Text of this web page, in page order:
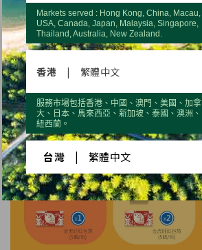
Markets served : Hong Kong, China, Macau,
USA, Canada, Japan, Malaysia, Singapore,
Thailand, Australia, New Zealand.
香港 | 繁體中文
服務市場包括香港、中國、澳門、美國、加拿
大、日本、馬來西亞、新加坡、泰國、澳洲、
紐西蘭。
台灣 | 繁體中文